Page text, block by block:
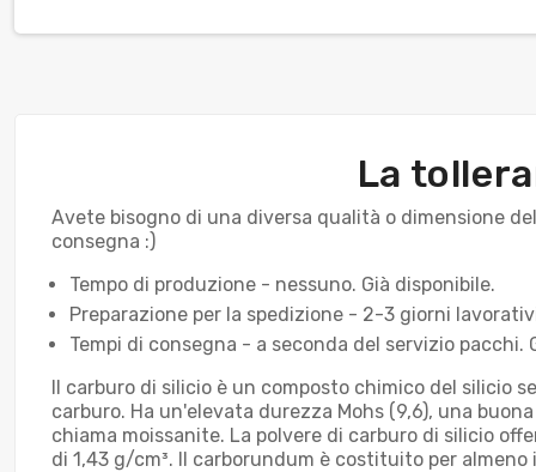
La
Avete bisogno di una diversa qualità o dimensione
consegna :)
Tempo di produzione - nessuno. Già disponibile.
Preparazione per la spedizione - 2-3 giorni
Tempi di consegna - a seconda del servizio pacchi.
Il carburo di silicio è un composto chimico del silicio
carburo. Ha un'elevata durezza Mohs (9,6), una
chiama moissanite. La polvere di carburo di silicio
di 1,43 g/cm³. Il carborundum è costituito per almeno